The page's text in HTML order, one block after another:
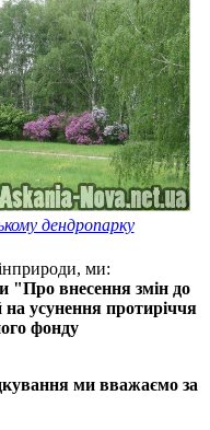
дендропарку
ми:
"Про внесення змін до
усунення протиріччя
фонду
ми вважаємо за